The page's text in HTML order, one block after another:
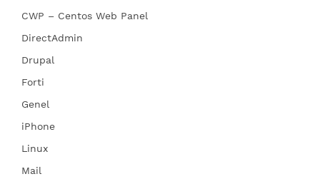
CWP – Centos Web Panel
DirectAdmin
Drupal
Forti
Genel
iPhone
Linux
Mail